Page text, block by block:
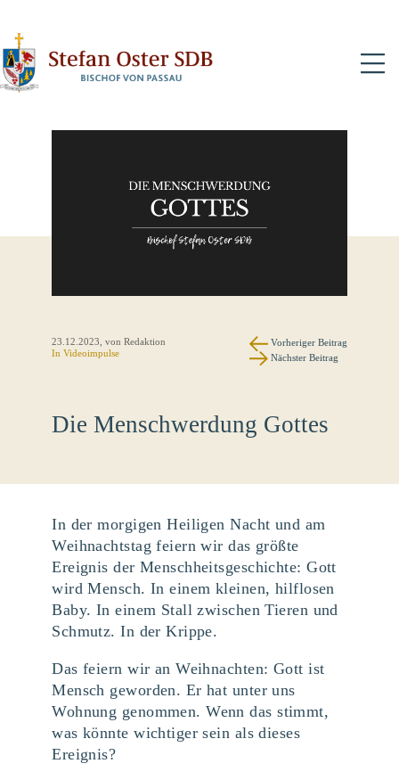
23.12.2023 , von Redaktion
InVideoimpulse
Vorheriger Beitrag
Nächster Beitrag
Die Menschwerdung Gottes
In der morgigen Heiligen Nacht und am
Weihnachtstag feiern wir das größte
Ereignis der Menschheitsgeschichte: Gott
wird Mensch. In einem kleinen, hilflosen
Baby. In einem Stall zwischen Tieren und
Schmutz. In der Krippe.
Das feiern wir an Weihnachten: Gott ist
Mensch geworden. Er hat unter uns
Wohnung genommen. Wenn das stimmt,
was könnte wichtiger sein als dieses
Ereignis?